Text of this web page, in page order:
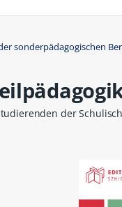
sonderpädagogischen
der